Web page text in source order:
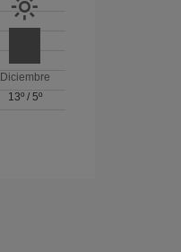
Diciembre
13º/ 5º